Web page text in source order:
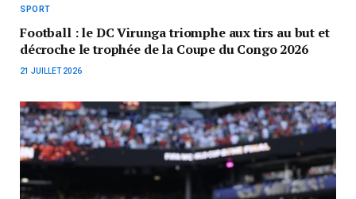
SPORT
Football : le DC Virunga triomphe aux tirs au but et
décroche le trophée de la Coupe du Congo 2026
21 JUILLET 2026